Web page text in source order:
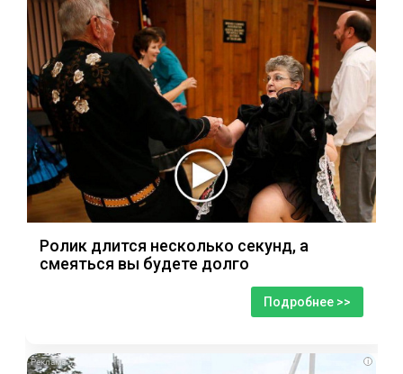
Ролик длится несколько секунд, а
смеяться вы будете долго
Подробнее >>
i